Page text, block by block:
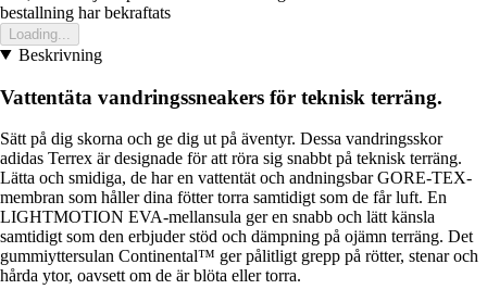
bestallning har bekraftats
Loading...
Beskrivning
Vattentäta vandringssneakers för teknisk terräng.
Sätt på dig skorna och ge dig ut på äventyr. Dessa vandringsskor
adidas Terrex är designade för att röra sig snabbt på teknisk terräng.
Lätta och smidiga, de har en vattentät och andningsbar GORE-TEX-
membran som håller dina fötter torra samtidigt som de får luft. En
LIGHTMOTION EVA-mellansula ger en snabb och lätt känsla
samtidigt som den erbjuder stöd och dämpning på ojämn terräng. Det
gummiyttersulan Continental™ ger pålitligt grepp på rötter, stenar och
hårda ytor, oavsett om de är blöta eller torra.